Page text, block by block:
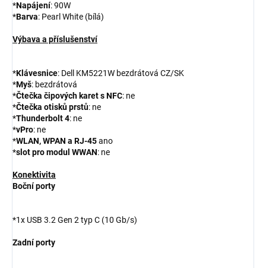
*Napájení: 90W
*Barva: Pearl White (bílá)
Výbava a příslušenství
*Klávesnice: Dell KM5221W bezdrátová CZ/SK
*Myš: bezdrátová
*Čtečka čipových karet s NFC: ne
*Čtečka otisků prstů: ne
*Thunderbolt 4: ne
*vPro: ne
*WLAN, WPAN a RJ-45ano
*slot pro modul WWAN: ne
Konektivita
Boční porty
*1x USB 3.2 Gen 2 typ C (10 Gb/s)
Zadní porty